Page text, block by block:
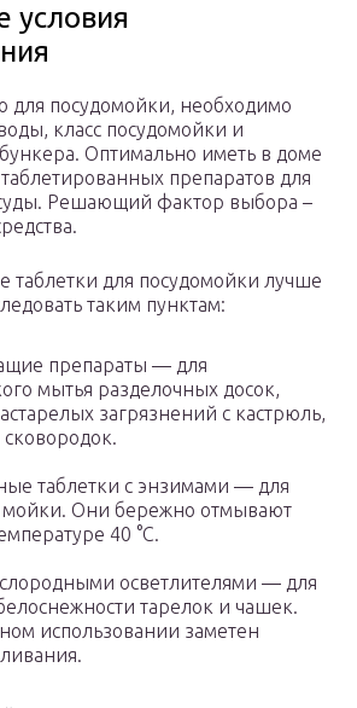
условия
для посудомойки, необходимо
класс посудомойки и
Оптимально иметь в доме
препаратов для
Решающий фактор выбора –
таблетки для посудомойки лучше
таким пунктам:
препараты — для
мытья разделочных досок,
загрязнений с кастрюль,
таблетки с энзимами — для
Они бережно отмывают
40 °С.
осветлителями — для
тарелок и чашек.
использовании заметен